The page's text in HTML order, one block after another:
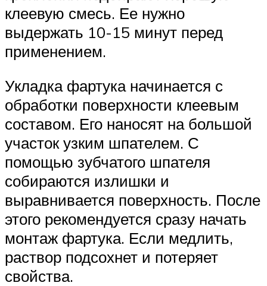
клеевую смесь. Ее нужно
выдержать 10-15 минут перед
применением.
Укладка фартука начинается с
обработки поверхности клеевым
составом. Его наносят на большой
участок узким шпателем. С
помощью зубчатого шпателя
собираются излишки и
выравнивается поверхность. После
этого рекомендуется сразу начать
монтаж фартука. Если медлить,
раствор подсохнет и потеряет
свойства.